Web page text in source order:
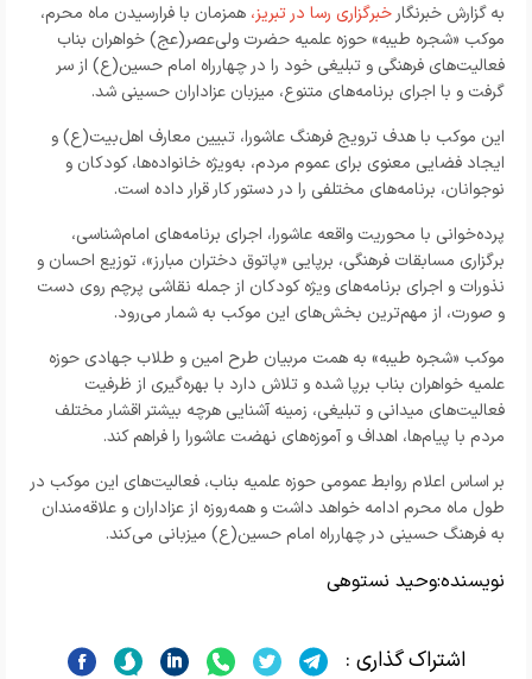
به گزارش خبرنگار خبرگزاری رسا در تبریز، همزمان با فرارسیدن ماه محرم،
موکب «شجره طیبه» حوزه علمیه حضرت ولی‌عصر(عج) خواهران بناب
فعالیت‌های فرهنگی و تبلیغی خود را در چهارراه امام حسین(ع) از سر
گرفت و با اجرای برنامه‌های متنوع، میزبان عزاداران حسینی شد.
این موکب با هدف ترویج فرهنگ عاشورا، تبیین معارف اهل‌بیت(ع) و
ایجاد فضایی معنوی برای عموم مردم، به‌ویژه خانواده‌ها، کودکان و
نوجوانان، برنامه‌های مختلفی را در دستور کار قرار داده است.
پرده‌خوانی با محوریت واقعه عاشورا، اجرای برنامه‌های امام‌شناسی،
برگزاری مسابقات فرهنگی، برپایی «پاتوق دختران مبارز»، توزیع احسان و
نذورات و اجرای برنامه‌های ویژه کودکان از جمله نقاشی پرچم روی دست
و صورت، از مهم‌ترین بخش‌های این موکب به شمار می‌رود.
موکب «شجره طیبه» به همت مربیان طرح امین و طلاب جهادی حوزه
علمیه خواهران بناب برپا شده و تلاش دارد با بهره‌گیری از ظرفیت
فعالیت‌های میدانی و تبلیغی، زمینه آشنایی هرچه بیشتر اقشار مختلف
مردم با پیام‌ها، اهداف و آموزه‌های نهضت عاشورا را فراهم کند.
بر اساس اعلام روابط عمومی حوزه علمیه بناب، فعالیت‌های این موکب در
طول ماه محرم ادامه خواهد داشت و همه‌روزه از عزاداران و علاقه‌مندان
به فرهنگ حسینی در چهارراه امام حسین(ع) میزبانی می‌کند.
نویسنده:وحید نستوهی
اشتراک گذاری :